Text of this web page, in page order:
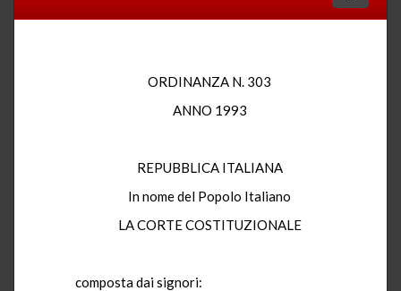
ORDINANZA N. 303
ANNO 1993
REPUBBLICA ITALIANA
In nome del Popolo Italiano
LA CORTE COSTITUZIONALE
composta dai signori: